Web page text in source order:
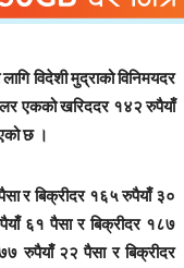
विदेशी मुद्राको विनिमयदर
एकको खरिददर १४२ रुपैयाँ
छ ।
र बिक्रीदर १६५ रुपैयाँ ३०
६१ पैसा र बिक्रीदर १८७
रुपैयाँ २२ पैसा र बिक्रीदर